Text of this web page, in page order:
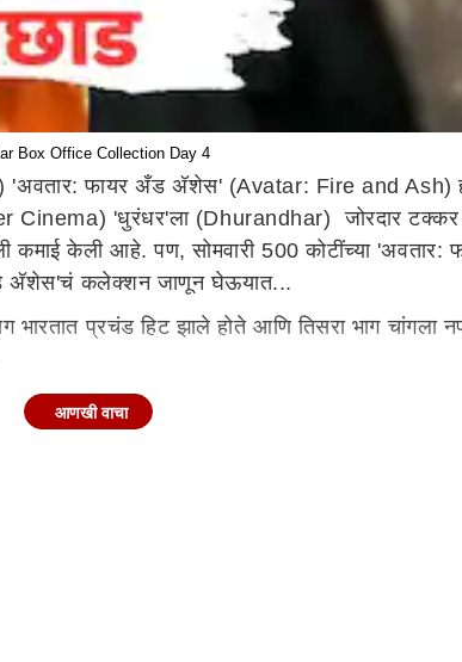
Box Office Collection Day 4
फायर अँड अ‍ॅशेस' (Avatar: Fire and Ash) हा
Cinema) 'धुरंधर'ला (Dhurandhar) जोरदार
केली आहे. पण, सोमवारी 500 कोटींच्या 'अवतार:
अँड अ‍ॅशेस'चं कलेक्शन जाणून घेऊयात...
प्रचंड हिट झाले होते आणि तिसरा भाग चांगला
मोठी घट झालीय.
आणखी वाचा